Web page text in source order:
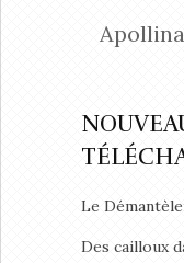
Le
Des cailloux